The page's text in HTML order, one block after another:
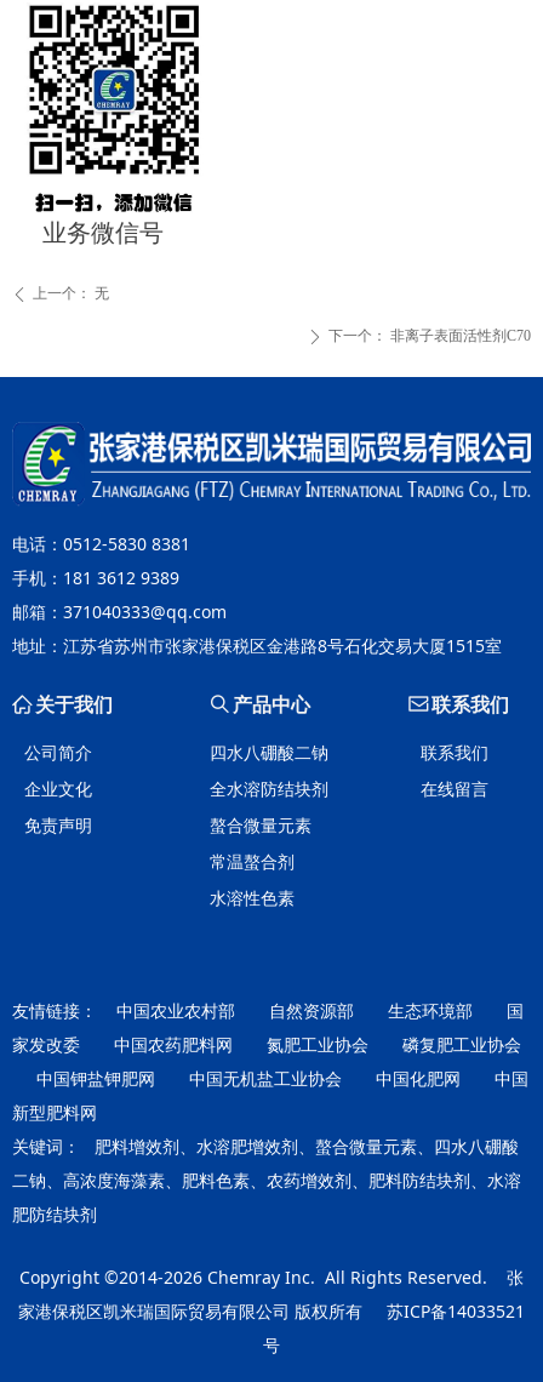
ꄴ 上一个： 无
ꄲ 下一个： 非离子表面活性剂C70
业务微信号
ꀇ 关于我们
公司简介
企业文化
免责声明
四水八硼酸二钠
全水溶防结块剂
螯合微量元素
常温螯合剂
水溶性色素
ꄠ 产品中心
联系我们
在线留言
ꂘ联系我们
电话：0512-5830 8381
手机：181 3612 9389
邮箱：371040333@qq.com
地址：江苏省苏州市张家港保税区金港路8号石化交易大厦1515室
友情链接： 中国农业农村部 自然资源部 生态环境部
国
家发改委
中国农药肥料网 氮肥工业协会
磷复肥工业协会
中国钾盐钾肥网
中国无机盐工业协会 中国化肥网
中国
新型肥料网
关键词： 肥料增效剂、水溶肥增效剂、螯合微量元素、四水八硼酸
二钠、高浓度海藻素、肥料色素、农药增效剂、肥料防结块剂、水溶
肥防结块剂
Copyright ©2014-2026 Chemray Inc. All Rights Reserved. 张
家港保税区凯米瑞国际贸易有限公司 版权所有 苏ICP备14033521
号